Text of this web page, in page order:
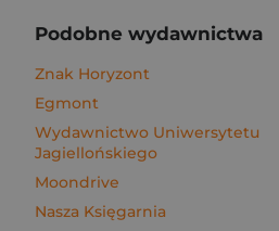
Podobne wydawnictwa
Znak Horyzont
Egmont
Wydawnictwo Uniwersytetu
Jagiellońskiego
Moondrive
Nasza Księgarnia